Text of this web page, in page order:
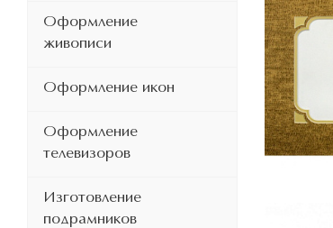
Оформление
живописи
Оформление икон
Оформление
телевизоров
Изготовление
подрамников